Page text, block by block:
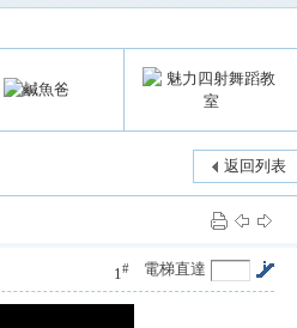
返回列表
電梯直達
1#